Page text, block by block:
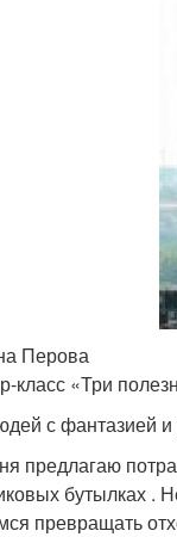
Перова
класс «Три
с фантазией
предлагаю
бутылках .
превращать